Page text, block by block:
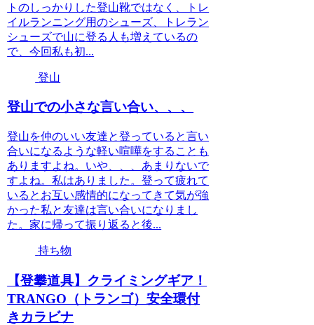
トのしっかりした登山靴ではなく、トレ
イルランニング用のシューズ、トレラン
シューズで山に登る人も増えているの
で、今回私も初...
登山
登山での小さな言い合い、、、
登山を仲のいい友達と登っていると言い
合いになるような軽い喧嘩をすることも
ありますよね。いや、、、あまりないで
すよね。私はありました。登って疲れて
いるとお互い感情的になってきて気が強
かった私と友達は言い合いになりまし
た。家に帰って振り返ると後...
持ち物
【登攀道具】クライミングギア！
TRANGO（トランゴ）安全環付
きカラビナ